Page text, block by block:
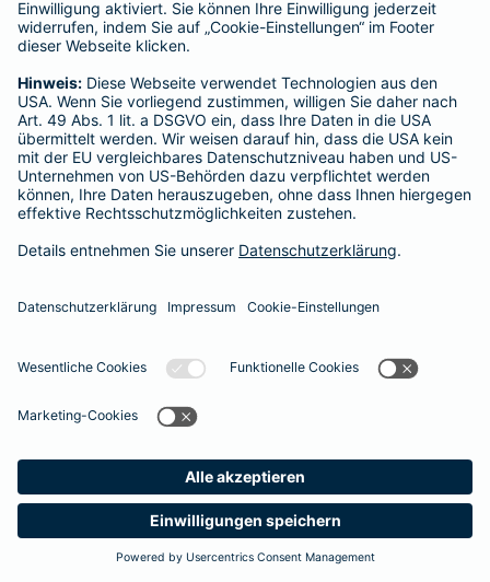
Suche Produkte
Barmenia
Der Dackel Balu macht für Leckerlies alles. Beim Gassigehen
frisst er leider eine mit Rasierklingen gespickte Wurst. Die
Notfalls nimmt der Tierarzt den 4-fachen GOT-Satz und Balus
Besitzer muss eine vierstellige Rechnung begleichen. Der
Basis-Schutz der Barmenia erstattet dieNotfallversorgung
im tierärztlichen Notdienstkomplett - ohne eine Begrenzung
der Jahreshöchstleistung für Operationen.